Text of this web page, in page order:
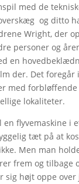
med de
og ditto
Wright, der
personer og
en
der. Det foregår
med forbløffende
lokaliteter.
en flyvemaskine i
tæt på at
Men man
frem og tilbage
sig højt oppe over